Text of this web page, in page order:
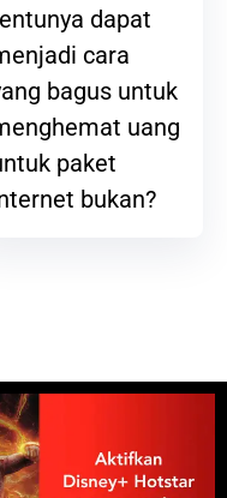
dapat
cara
bagus untuk
uang
paket
bukan?